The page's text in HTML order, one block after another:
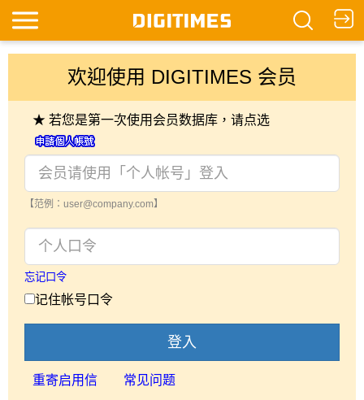
欢迎使用 DIGITIMES 会员
★ 若您是第一次使用会员数据库，请点选
【范例：user@company.com】
忘记口令
记住帐号口令
登入
重寄启用信 常见问题